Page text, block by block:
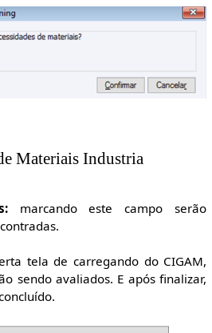
Materiais Industria
marcando este campo serão
tela de carregando do CIGAM,
sendo avaliados. E após finalizar,